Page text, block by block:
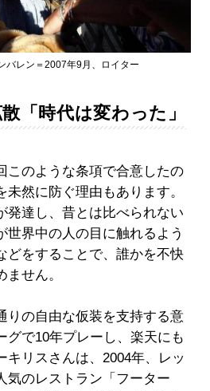
バレン＝2007年9月、ロイター
「時代は変わった」
のような条項で合意したの
然に防ぐ理由もあります。
発達し、昔とは比べられない
世界中の人の目に触れるよう
どをすることで、誰かを不快
せん。
の自由な仮装を支持する意
グで10年プレーし、楽天にも
キリスさんは、2004年、レッ
気のレストラン「フーター